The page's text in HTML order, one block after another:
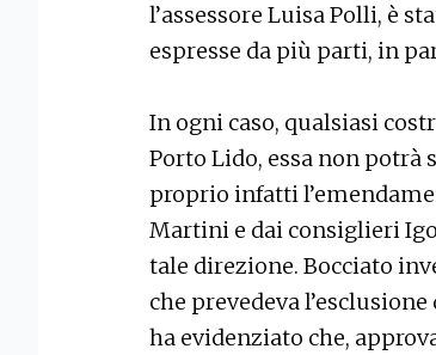
l’assessore Luisa Polli, è
espresse da più parti, in
In ogni caso, qualsiasi
Porto Lido, essa non
proprio infatti
Martini e dai consiglieri
tale direzione. Bocciato
che prevedeva
ha evidenziato che,